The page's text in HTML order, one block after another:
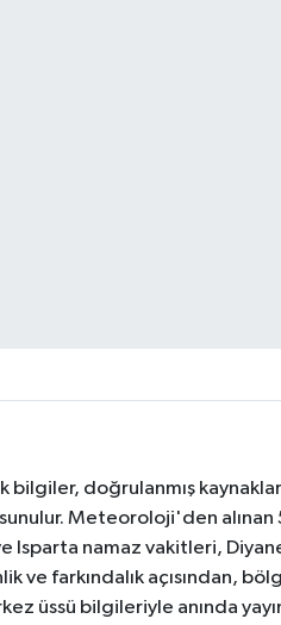
bilgiler, doğrulanmış
Meteoroloji'den alınan
Isparta namaz vakitleri,
ve farkındalık açısından,
üssü bilgileriyle anında